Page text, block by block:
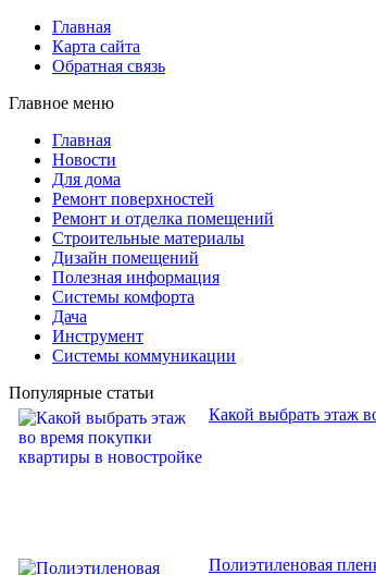
Главная
Карта сайта
Обратная связь
Главное меню
Главная
Новости
Для дома
Ремонт поверхностей
Ремонт и отделка помещений
Строительные материалы
Дизайн помещений
Полезная информация
Системы комфорта
Дача
Инструмент
Системы коммуникации
Популярные статьи
Какой выбрать этаж
Полиэтиленовая